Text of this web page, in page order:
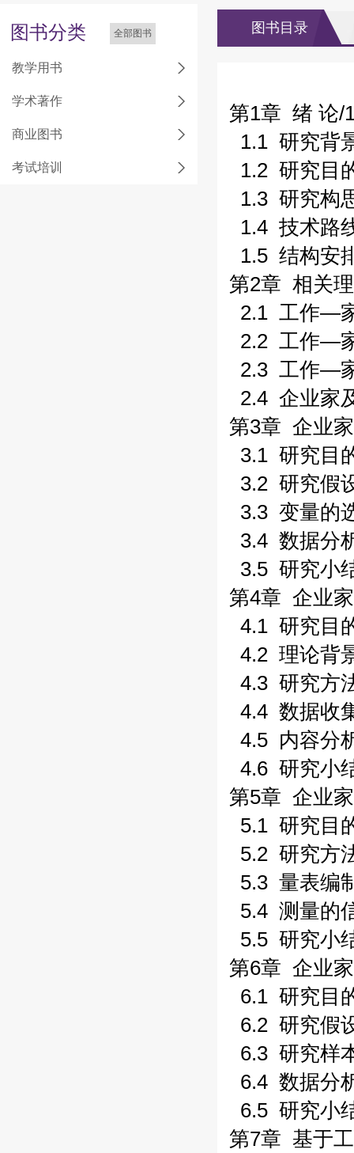
图书分类 全部图书
教学用书
学术著作
商业图书
考试培训
图书目录
第1章 绪 论/
1.1 研究背
1.2 研究目
1.3 研究构
1.4 技术路
1.5 结构安
第2章 相关
2.1 工作—
2.2 工作—
2.3 工作—
2.4 企业家
第3章 企业
3.1 研究目
3.2 研究假
3.3 变量的
3.4 数据分
3.5 研究小
第4章 企业
4.1 研究目
4.2 理论背
4.3 研究方
4.4 数据收
4.5 内容分
4.6 研究小
第5章 企业
5.1 研究目
5.2 研究方
5.3 量表编
5.4 测量的
5.5 研究小
第6章 企业
6.1 研究目
6.2 研究假
6.3 研究样
6.4 数据分
6.5 研究小
第7章 基于